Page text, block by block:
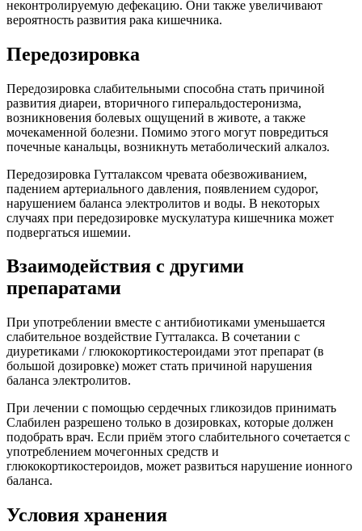
неконтролируемую дефекацию. Они также увеличивают
вероятность развития рака кишечника.
Передозировка
Передозировка слабительными способна стать причиной
развития диареи, вторичного гиперальдостеронизма,
возникновения болевых ощущений в животе, а также
мочекаменной болезни. Помимо этого могут повредиться
почечные канальцы, возникнуть метаболический алкалоз.
Передозировка Гутталаксом чревата обезвоживанием,
падением артериального давления, появлением судорог,
нарушением баланса электролитов и воды. В некоторых
случаях при передозировке мускулатура кишечника может
подвергаться ишемии.
Взаимодействия с другими
препаратами
При употреблении вместе с антибиотиками уменьшается
слабительное воздействие Гутталакса. В сочетании с
диуретиками / глюкокортикостероидами этот препарат (в
большой дозировке) может стать причиной нарушения
баланса электролитов.
При лечении с помощью сердечных гликозидов принимать
Слабилен разрешено только в дозировках, которые должен
подобрать врач. Если приём этого слабительного сочетается с
употреблением мочегонных средств и
глюкокортикостероидов, может развиться нарушение ионного
баланса.
Условия хранения